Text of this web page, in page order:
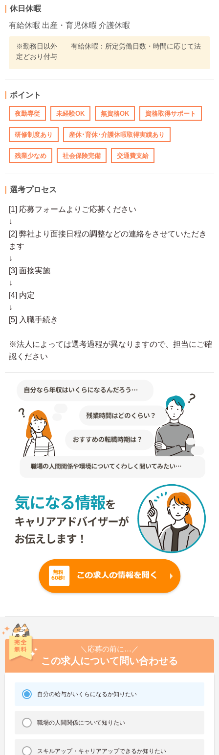
休日休暇
有給休暇 出産・育児休暇 介護休暇
※勤務日以外 有給休暇：所定労働日数・時間に応じて法
定どおり付与
ポイント
夜勤専従 未経験OK 無資格OK 資格取得サポート
研修制度あり 産休･育休･介護休暇取得実績あり
残業少なめ 社会保険完備 交通費支給
選考プロセス
[1] 応募フォームよりご応募ください
↓
[2] 弊社より面接日程の調整などの連絡をさせていただき
ます
↓
[3] 面接実施
↓
[4] 内定
↓
[5] 入職手続き
※法人によっては選考過程が異なりますので、担当にご確
認ください
＼応募の前に…／
この求人について問い合わせる
自分の給与がいくらになるか知りたい
職場の人間関係について知りたい
スキルアップ・キャリアアップできるか知りたい